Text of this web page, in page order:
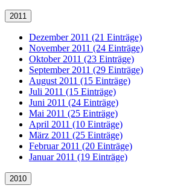
2011
Dezember 2011 (21 Einträge)
November 2011 (24 Einträge)
Oktober 2011 (23 Einträge)
September 2011 (29 Einträge)
August 2011 (15 Einträge)
Juli 2011 (15 Einträge)
Juni 2011 (24 Einträge)
Mai 2011 (25 Einträge)
April 2011 (10 Einträge)
März 2011 (25 Einträge)
Februar 2011 (20 Einträge)
Januar 2011 (19 Einträge)
2010